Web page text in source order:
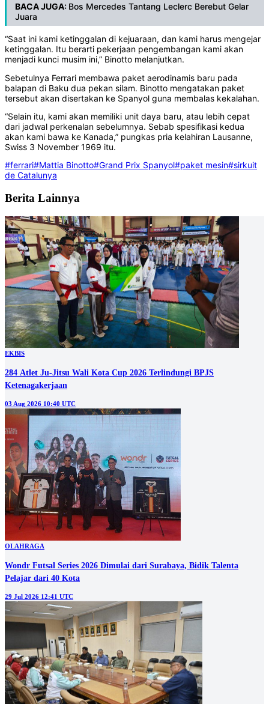
BACA JUGA: Bos Mercedes Tantang Leclerc Berebut Gelar
Juara
“Saat ini kami ketinggalan di kejuaraan, dan kami harus mengejar
ketinggalan. Itu berarti pekerjaan pengembangan kami akan
menjadi kunci musim ini,” Binotto melanjutkan.
Sebetulnya Ferrari membawa paket aerodinamis baru pada
balapan di Baku dua pekan silam. Binotto mengatakan paket
tersebut akan disertakan ke Spanyol guna membalas kekalahan.
“Selain itu, kami akan memiliki unit daya baru, atau lebih cepat
dari jadwal perkenalan sebelumnya. Sebab spesifikasi kedua
akan kami bawa ke Kanada,” pungkas pria kelahiran Lausanne,
Swiss 3 November 1969 itu.
#ferrari#Mattia Binotto#Grand Prix Spanyol#paket mesin#sirkuit
de Catalunya
Berita Lainnya
EKBIS
284 Atlet Ju-Jitsu Wali Kota Cup 2026 Terlindungi BPJS
Ketenagakerjaan
03 Aug 2026 10:40 UTC
OLAHRAGA
Wondr Futsal Series 2026 Dimulai dari Surabaya, Bidik Talenta
Pelajar dari 40 Kota
29 Jul 2026 12:41 UTC